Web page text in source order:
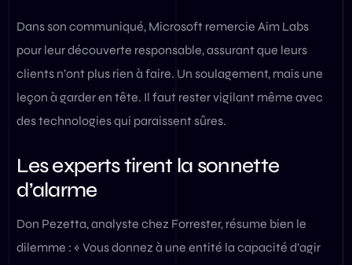
Dans son communiqué, Microsoft remercie Aim Labs
pour leur découverte responsable, assurant que leurs
clients n’ont plus rien à faire. Un soulagement, mais une
leçon à garder en tête. Il faut rester vigilant même avec
des technologies qui paraissent sûres.
Les experts tirent la sonnette
d’alarme
Don Pezetta, analyste chez Forrester, résume bien le
dilemme : « Vous donnez à une entité la capacité d’agir